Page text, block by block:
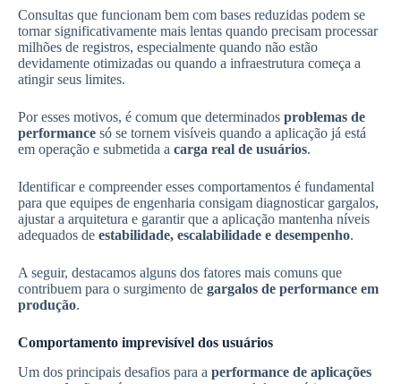
Consultas que funcionam bem com bases reduzidas podem se
tornar significativamente mais lentas quando precisam processar
milhões de registros, especialmente quando não estão
devidamente otimizadas ou quando a infraestrutura começa a
atingir seus limites.
Por esses motivos, é comum que determinados problemas de
performance só se tornem visíveis quando a aplicação já está
em operação e submetida a carga real de usuários.
Identificar e compreender esses comportamentos é fundamental
para que equipes de engenharia consigam diagnosticar gargalos,
ajustar a arquitetura e garantir que a aplicação mantenha níveis
adequados de estabilidade, escalabilidade e desempenho.
A seguir, destacamos alguns dos fatores mais comuns que
contribuem para o surgimento de gargalos de performance em
produção.
Comportamento imprevisível dos usuários
Um dos principais desafios para a performance de aplicações